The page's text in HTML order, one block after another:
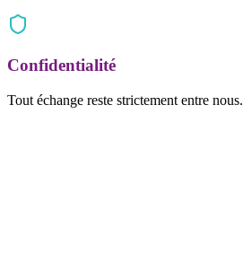
Confidentialité
Tout échange reste strictement entre nous.